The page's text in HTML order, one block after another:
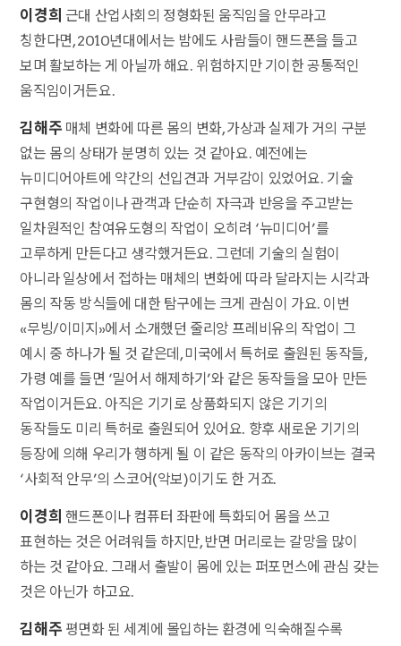
이경희 근대 산업사회의 정형화된 움직임을 안무라고
칭한다면, 2010년대에서는 밤에도 사람들이 핸드폰을 들고
보며 활보하는 게 아닐까 해요. 위험하지만 기이한 공통적인
움직임이거든요.
김해주 매체 변화에 따른 몸의 변화, 가상과 실제가 거의 구분
없는 몸의 상태가 분명히 있는 것 같아요. 예전에는
뉴미디어아트에 약간의 선입견과 거부감이 있었어요. 기술
구현형의 작업이나 관객과 단순히 자극과 반응을 주고받는
일차원적인 참여유도형의 작업이 오히려 ‘뉴미디어’를
고루하게 만든다고 생각했거든요. 그런데 기술의 실험이
아니라 일상에서 접하는 매체의 변화에 따라 달라지는 시각과
몸의 작동 방식들에 대한 탐구에는 크게 관심이 가요. 이번
«무빙/이미지»에서 소개했던 줄리앙 프레비유의 작업이 그
예시 중 하나가 될 것 같은데, 미국에서 특허로 출원된 동작들,
가령 예를 들면 ‘밀어서 해제하기’와 같은 동작들을 모아 만든
작업이거든요. 아직은 기기로 상품화되지 않은 기기의
동작들도 미리 특허로 출원되어 있어요. 향후 새로운 기기의
등장에 의해 우리가 행하게 될 이 같은 동작의 아카이브는 결국
‘사회적 안무’의 스코어(악보)이기도 한 거죠.
이경희 핸드폰이나 컴퓨터 좌판에 특화되어 몸을 쓰고
표현하는 것은 어려워들 하지만, 반면 머리로는 갈망을 많이
하는 것 같아요. 그래서 출발이 몸에 있는 퍼포먼스에 관심 갖는
것은 아닌가 하고요.
김해주 평면화 된 세계에 몰입하는 환경에 익숙해질수록